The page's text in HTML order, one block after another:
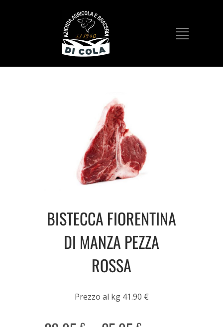
BISTECCA FIORENTINA
DI MANZA PEZZA
ROSSA
Prezzo al kg 41.90 €